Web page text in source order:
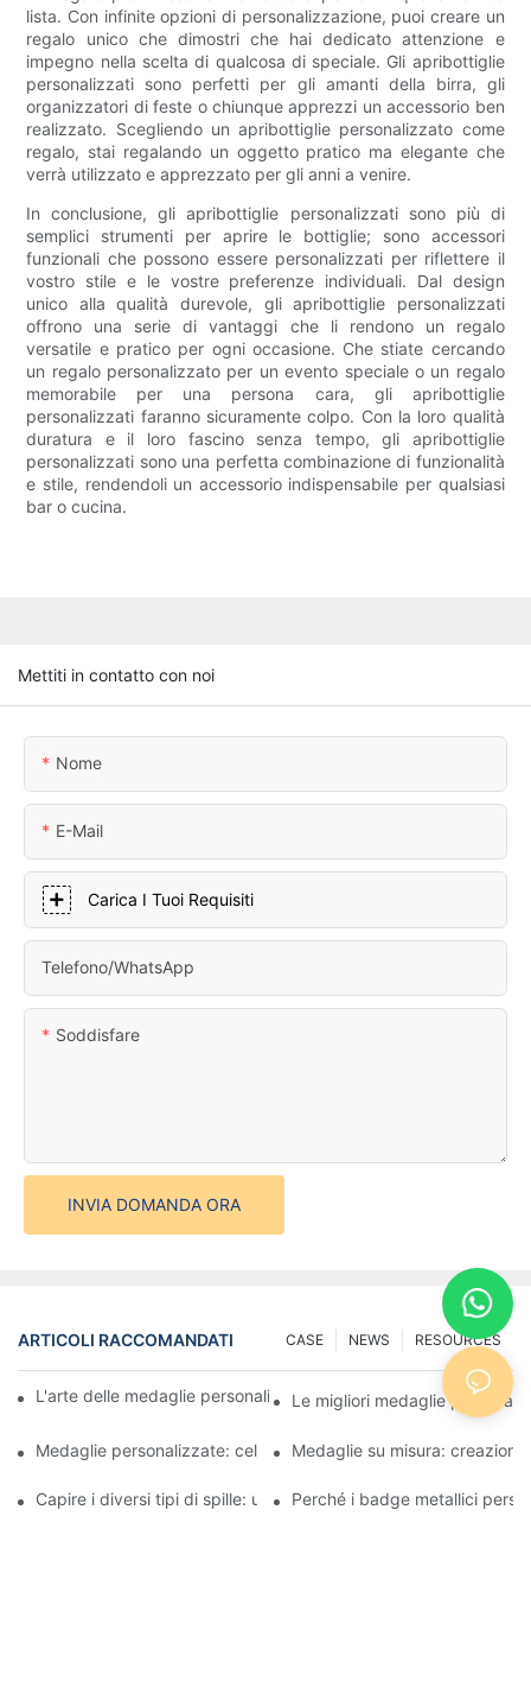
lista. Con infinite opzioni di personalizzazione, puoi creare un
regalo unico che dimostri che hai dedicato attenzione e
impegno nella scelta di qualcosa di speciale. Gli apribottiglie
personalizzati sono perfetti per gli amanti della birra, gli
organizzatori di feste o chiunque apprezzi un accessorio ben
realizzato. Scegliendo un apribottiglie personalizzato come
regalo, stai regalando un oggetto pratico ma elegante che
verrà utilizzato e apprezzato per gli anni a venire.
In conclusione, gli apribottiglie personalizzati sono più di
semplici strumenti per aprire le bottiglie; sono accessori
funzionali che possono essere personalizzati per riflettere il
vostro stile e le vostre preferenze individuali. Dal design
unico alla qualità durevole, gli apribottiglie personalizzati
offrono una serie di vantaggi che li rendono un regalo
versatile e pratico per ogni occasione. Che stiate cercando
un regalo personalizzato per un evento speciale o un regalo
memorabile per una persona cara, gli apribottiglie
personalizzati faranno sicuramente colpo. Con la loro qualità
duratura e il loro fascino senza tempo, gli apribottiglie
personalizzati sono una perfetta combinazione di funzionalità
e stile, rendendoli un accessorio indispensabile per qualsiasi
bar o cucina.
Mettiti in contatto con noi
Nome
E-Mail
Carica I Tuoi Requisiti
Telefono/WhatsApp
Soddisfare
INVIA DOMANDA ORA
ARTICOLI RACCOMANDATI RESOURCES
NEWS
CASE
L'arte delle medaglie personalizzate: creare premi che ispirano
Le migliori medaglie
Medaglie personalizzate: celebrare i successi con stile
Medaglie su misura:
Capire i diversi tipi di spille: una guida completa
Perché i badge metallici